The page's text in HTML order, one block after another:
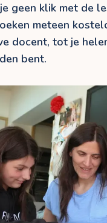
geen klik met de
meteen
docent, tot je
bent.